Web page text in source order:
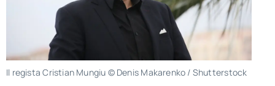
Il regista Cristian Mungiu © Denis Makarenko / Shutterstock